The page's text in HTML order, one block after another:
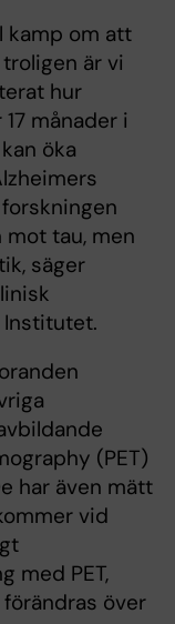
kamp om att
är vi
hur
månader i
öka
tau, men
säger
Institutet.
(PET)
har även mätt
vid
med PET,
över